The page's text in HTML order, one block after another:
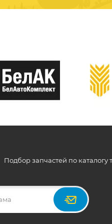
Подбор запчастей по каталогу